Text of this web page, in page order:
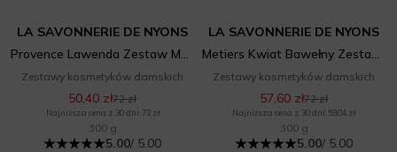
LA SAVONNERIE DE NYONS
Zestawy kosmetyków damskich
50,40 zł72 zł
Najniższa cena z 30 dni: 72 zł
300 g
5.00/ 5.00
LA SAVONNERIE DE NYONS
Zestawy kosmetyków damskich
57,60 zł72 zł
Najniższa cena z 30 dni: 59,04 zł
300 g
5.00/ 5.00